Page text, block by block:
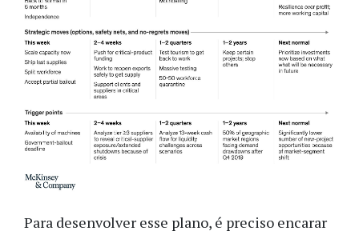
Para desenvolver esse plano, é preciso encarar